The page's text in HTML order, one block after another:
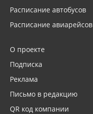
Расписание автобусов
Расписание авиарейсов
О проекте
Подписка
Реклама
Письмо в редакцию
QR код компании